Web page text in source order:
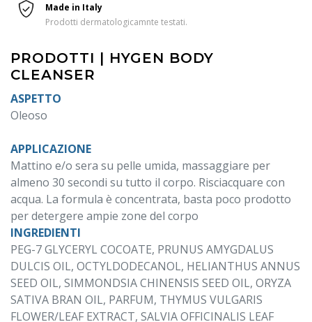
Made in Italy
Prodotti dermatologicamnte testati.
PRODOTTI | HYGEN BODY
CLEANSER
ASPETTO
Oleoso
APPLICAZIONE
Mattino e/o sera su pelle umida, massaggiare per
almeno 30 secondi su tutto il corpo. Risciacquare con
acqua. La formula è concentrata, basta poco prodotto
per detergere ampie zone del corpo
INGREDIENTI
PEG-7 GLYCERYL COCOATE, PRUNUS AMYGDALUS
DULCIS OIL, OCTYLDODECANOL, HELIANTHUS ANNUS
SEED OIL, SIMMONDSIA CHINENSIS SEED OIL, ORYZA
SATIVA BRAN OIL, PARFUM, THYMUS VULGARIS
FLOWER/LEAF EXTRACT, SALVIA OFFICINALIS LEAF